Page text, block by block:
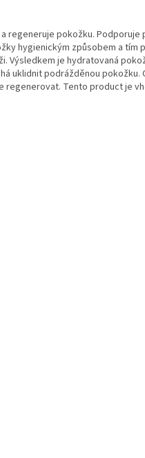
regeneruje pokožku.
hygienickým způsobem a tím
Výsledkem je hydratovaná
uklidnit podrážděnou
regenerovat. Tento product je